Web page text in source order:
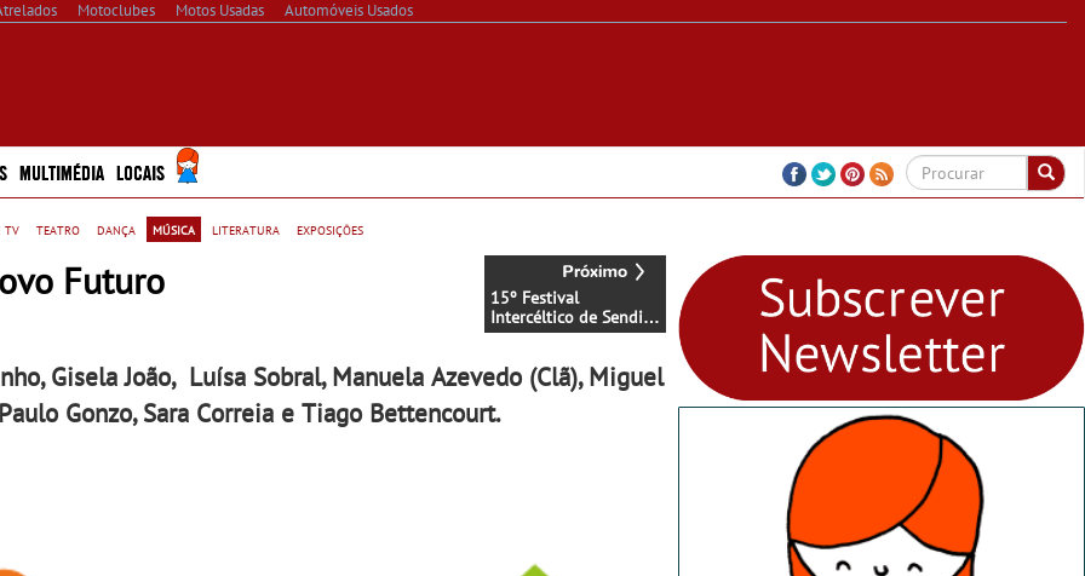
Motoclubes Motos Usadas Automóveis Usados
MULTIMÉDIA LOCAIS
tv teatro dança música literatura exposições
15º Festival
Intercéltico de Sendim
começa em Miranda
Futuro
Gisela João, Luísa Sobral, Manuela Azevedo (Clã), Miguel
Gonzo, Sara Correia e Tiago Bettencourt.